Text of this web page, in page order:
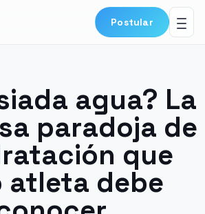
Postular
agua? La
paradoja de
que
atleta debe